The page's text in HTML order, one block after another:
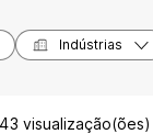
Indústrias
visualização(ões) |